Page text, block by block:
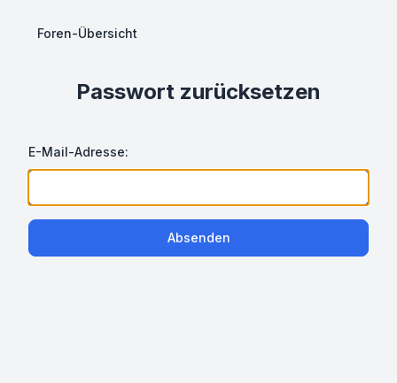
Foren-Übersicht
Passwort zurücksetzen
E-Mail-Adresse:
Absenden